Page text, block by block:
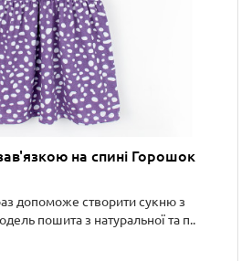
на спині Горошок
допоможе створити сукню з
пошита з натуральної та п..